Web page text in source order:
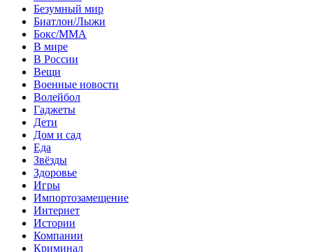
Безумный мир
Биатлон/Лыжи
Бокс/MMA
В мире
В России
Вещи
Военные новости
Волейбол
Гаджеты
Дети
Дом и сад
Еда
Звёзды
Здоровье
Игры
Импортозамещение
Интернет
Истории
Компании
Криминал